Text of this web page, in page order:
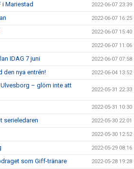
i Mariestad 2022-06-07 23:39
2022-06-07 16:25
2022-06-07 15:40
2022-06-07 11:06
IDAG 7 juni 2022-06-07 07:58
den nya entrén! 2022-06-04 13:52
– glöm inte att
2022-05-31 22:33
2022-05-31 10:30
serieledaren 2022-05-30 22:01
2022-05-30 12:52
2022-05-29 08:16
som Giff-tränare 2022-05-28 19:28